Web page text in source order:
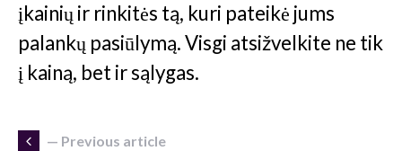
įkainių ir rinkitės tą, kuri pateikė jums
palankų pasiūlymą. Visgi atsižvelkite ne tik
į kainą, bet ir sąlygas.
— Previous article